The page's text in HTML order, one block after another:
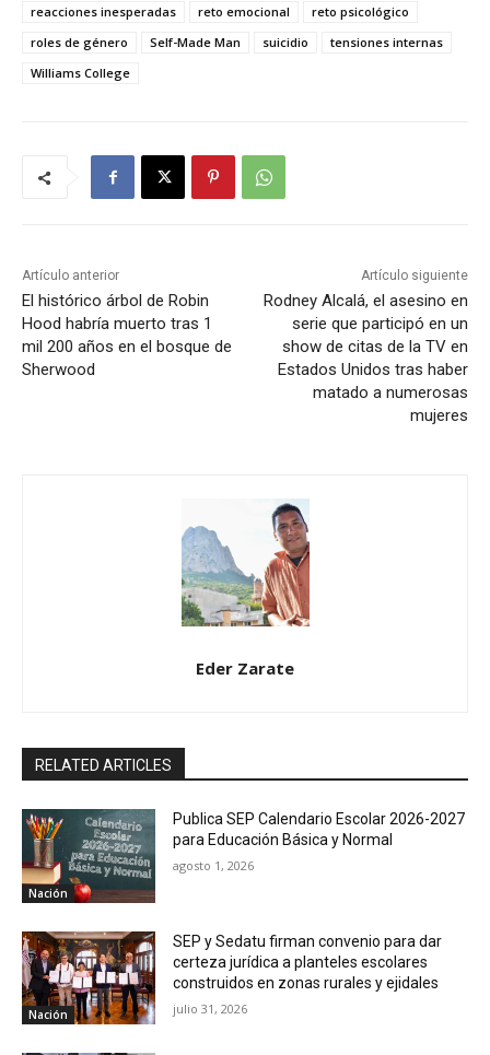
reacciones inesperadas
reto emocional
reto psicológico
roles de género
Self-Made Man suicidio
tensiones internas
Williams College
Artículo anterior
El histórico árbol de Robin
Hood habría muerto tras 1
mil 200 años en el bosque de
Sherwood
Artículo siguiente
Rodney Alcalá, el asesino en
serie que participó en un
show de citas de la TV en
Estados Unidos tras haber
matado a numerosas
mujeres
Eder Zarate
RELATED ARTICLES
Nación
Publica SEP Calendario Escolar 2026-2027
para Educación Básica y Normal
agosto 1, 2026
Nación
SEP y Sedatu firman convenio para dar
certeza jurídica a planteles escolares
construidos en zonas rurales y ejidales
julio 31, 2026